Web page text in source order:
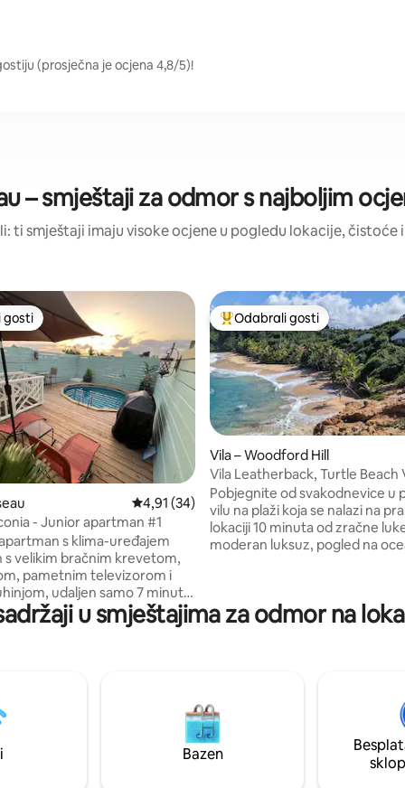
(prosječna je ocjena 4,8/5)!
– smještaji za odmor s najboljim
ti smještaji imaju visoke ocjene u pogledu lokacije, čistoće
recenzija: 22
gosti
gosti
Prosječna ocjena: 4,91/5, recenzija: 34
4,91 (34)
- Junior apartman #1
s klima-uređajem
s velikim bračnim krevetom,
pametnim televizorom i
udaljen samo 7 minuta
terminala terminala
koraka od restorana,
Restaurant, Fort
Shop, The Great Old House
i Sweet Novelties Ice Cream.
poslovna ili privatna
Među najviše rangiranima s
Odabrali gosti
Vila – Woodford Hill
Vila Leatherback, Turtle Beach
Pobjegnite od svakodnevice u
vilu na plaži koja se nalazi na
lokaciji 10 minuta od zračne
moderan luksuz, pogled na
kuhati. Savršeno za obitelji koje
udobnost, prijatelje koji žele
otoku. Doživite toplu
osmišljenu za odmor i
u smještajima za odmor na
Bazen